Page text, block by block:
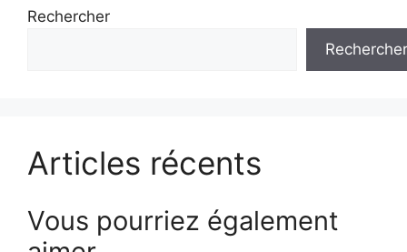
Rechercher
Rechercher
Articles récents
Vous pourriez également